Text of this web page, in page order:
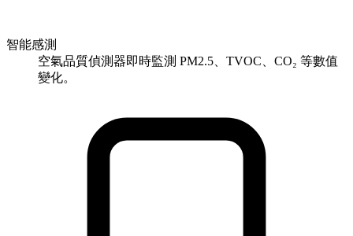
智能感測
空氣品質偵測器即時監測 PM2.5、TVOC、CO₂ 等數值
變化。